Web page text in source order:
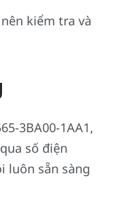
kiểm tra và
3BA00-1AA1,
số điện
luôn sẵn sàng